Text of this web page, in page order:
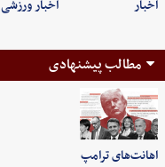
اخبار اخبار ورزشی
مطالب پیشنهادی
اهانت‌های ترامپ